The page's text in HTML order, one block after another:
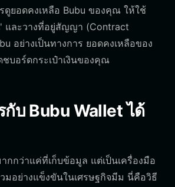
ดูยอดคงเหลือ Bubu ของคุณ ให้ใช้
' และวางที่อยู่สัญญา (Contract
อย่างเป็นทางการ ยอดคงเหลือของ
บอร์ดกระเป๋าเงินของคุณ
บ Bubu Wallet ได้
กกว่าแค่ที่เก็บข้อมูล แต่เป็นเครื่องมือ
มอย่างแข็งขันในเศรษฐกิจมีม นี่คือวิธี